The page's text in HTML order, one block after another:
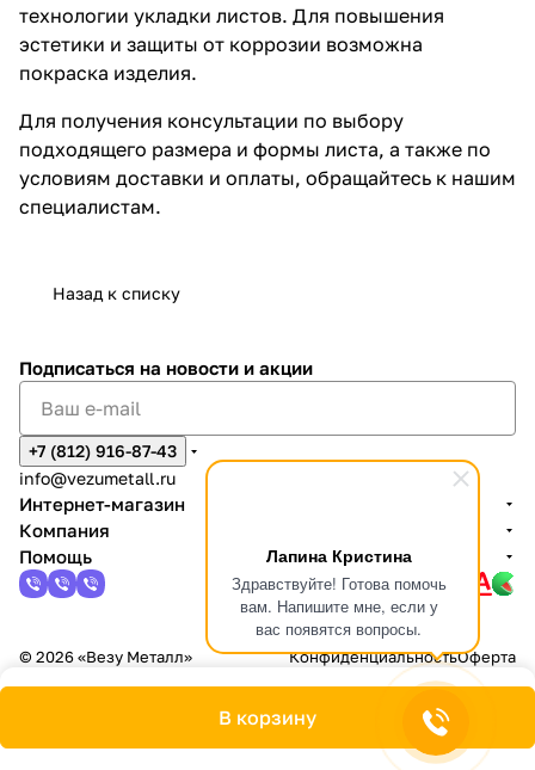
Лапина Кристина
Здравствуйте! Готова помочь
вам. Напишите мне, если у
вас появятся вопросы.
технологии укладки листов. Для повышения
эстетики и защиты от коррозии возможна
покраска изделия.
Для получения консультации по выбору
подходящего размера и формы листа, а также по
условиям доставки и оплаты, обращайтесь к нашим
специалистам.
Назад к списку
В корзину
Подписаться на новости и акции
+7 (812) 916-87-43
info@vezumetall.ru
Интернет-магазин
Компания
Помощь
© 2026 «Везу Металл» КонфиденциальностьОферта